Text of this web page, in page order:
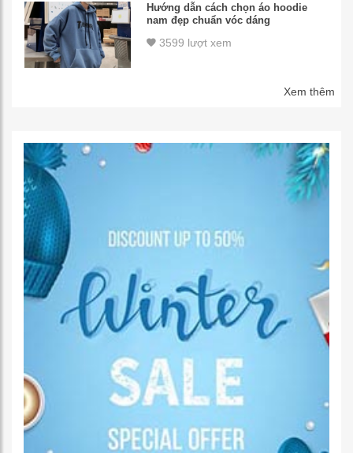
Hướng dẫn cách chọn áo hoodie
nam đẹp chuẩn vóc dáng
3599 lượt xem
Xem thêm